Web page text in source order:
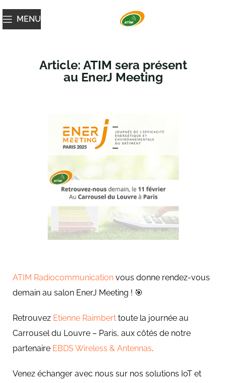
MENU
Article: ATIM sera présent
au EnerJ Meeting
ATIM Radiocommunication vous donne rendez-vous
demain au salon EnerJ Meeting ! 🎯
Retrouvez Etienne Raimbert toute la journée au
Carrousel du Louvre – Paris, aux côtés de notre
partenaire EBDS Wireless & Antennas.
Venez échanger avec nous sur nos solutions IoT et